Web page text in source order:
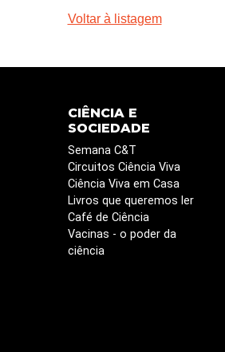
Voltar à listagem
CIÊNCIA E
SOCIEDADE
Semana C&T
Circuitos Ciência Viva
Ciência Viva em Casa
Livros que queremos ler
Café de Ciência
Vacinas - o poder da
ciência